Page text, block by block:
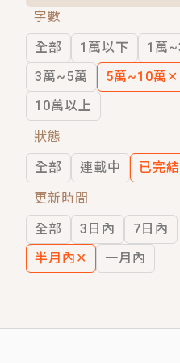
穿越｜《穿越
字數
全部
1萬以下
1萬
3萬~5萬
5萬~10萬 ✕
10萬以上
狀態
全部
連載中 已完結
更新時間
全部
3日內
7日內
半月內 ✕ 一月內